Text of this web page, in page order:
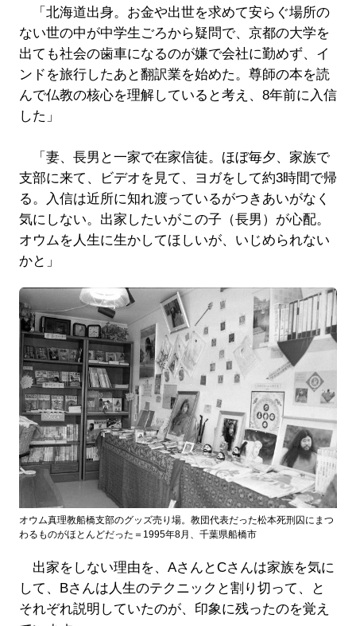
「北海道出身。お金や出世を求めて安らぐ場所の
ない世の中が中学生ごろから疑問で、京都の大学を
出ても社会の歯車になるのが嫌で会社に勤めず、イ
ンドを旅行したあと翻訳業を始めた。尊師の本を読
んで仏教の核心を理解していると考え、8年前に入信
した」
「妻、長男と一家で在家信徒。ほぼ毎夕、家族で
支部に来て、ビデオを見て、ヨガをして約3時間で帰
る。入信は近所に知れ渡っているがつきあいがなく
気にしない。出家したいがこの子（長男）が心配。
オウムを人生に生かしてほしいが、いじめられない
かと」
オウム真理教船橋支部のグッズ売り場。教団代表だった松本死刑囚にまつ
わるものがほとんどだった＝1995年8月、千葉県船橋市
出家をしない理由を、AさんとCさんは家族を気に
して、Bさんは人生のテクニックと割り切って、と
それぞれ説明していたのが、印象に残ったのを覚え